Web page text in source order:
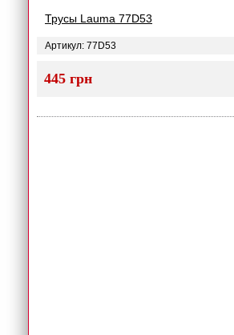
Трусы Lauma 77D53
Артикул: 77D53
445 грн